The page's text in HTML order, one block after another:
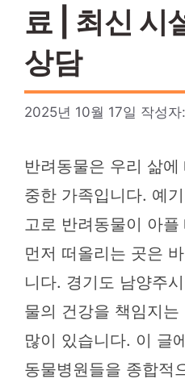
료 | 최신 시
상담
2025년 10월 17일 작성자:
반려동물은 우리 삶
중한 가족입니다. 예
고로 반려동물이 아
먼저 떠올리는 곳은
니다. 경기도 남양주
물의 건강을 책임지
많이 있습니다. 이 글
동물병원들을 종합적